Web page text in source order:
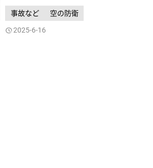
事故など 空の防衛
2025-6-16